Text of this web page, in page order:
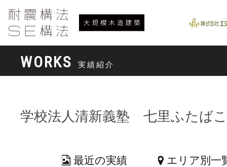
WORKS 実績紹介
学校法人清新義塾 七里ふたば
最近の実績 エリア別一